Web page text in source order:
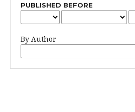
PUBLISHED BEFORE
By Author